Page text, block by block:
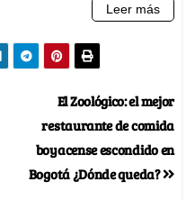
El Zoológico: el mejor
restaurante de comida
boyacense escondido en
Bogotá ¿Dónde queda?